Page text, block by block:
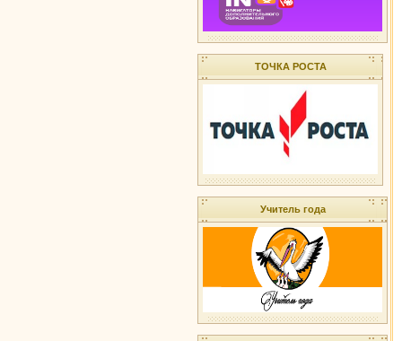
ТОЧКА РОСТА
Учитель года